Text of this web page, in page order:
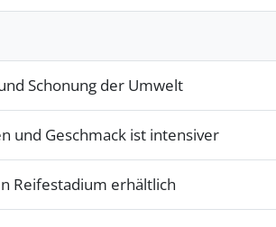
Schonung der Umwelt
und Geschmack ist intensiver
Reifestadium erhältlich